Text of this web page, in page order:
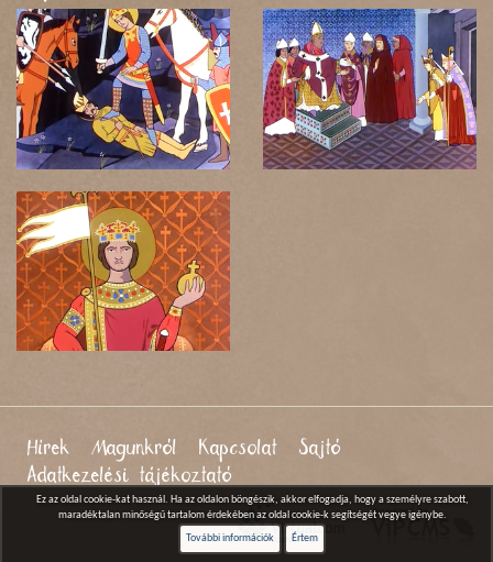
Hírek Magunkról Kapcsolat
Sajtó
Adatkezelési tájékoztató
Ez az oldal cookie-kat használ. Ha az oldalon böngészik, akkor elfogadja, hogy a személyre szabott,
maradéktalan minőségű tartalom érdekében az oldal cookie-k segítségét vegye igénybe.
További információk
Értem